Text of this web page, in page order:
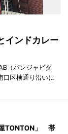
インドカレー
（パンジャビダ
口区検通り沿いに
TONTON」 帯